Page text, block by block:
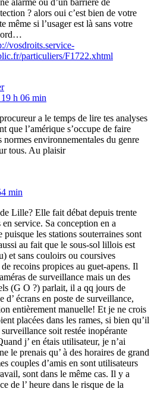
alarme ou d’un barrière de
? alors oui c’est bien de votre
même si l’usager est là sans votre
vosdroits.service-
particuliers/F1722.xhtml
h 06 min
a le temps de lire tes analyses
que l’amérique s’occupe de faire
normes environnementales du genre
tous. Au plaisir
min
Lille? Elle fait débat depuis trente
en service. Sa conception en a
puisque les stations souterraines sont
au fait que le sous-sol lillois est
et sans couloirs ou coursives
recoins propices au guet-apens. Il
de surveillance mais un des
(G O ?) parlait, il a qq jours de
d’ écrans en poste de surveillance,
entièrement manuelle! Et je ne crois
placées dans les rames, si bien qu’il
soit restée inopérante
j’ en étais utilisateur, je n’ai
le prenais qu’ à des horaires de grand
couples d’amis en sont utilisateurs
sont dans le même cas. Il y a
de l’ heure dans le risque de la